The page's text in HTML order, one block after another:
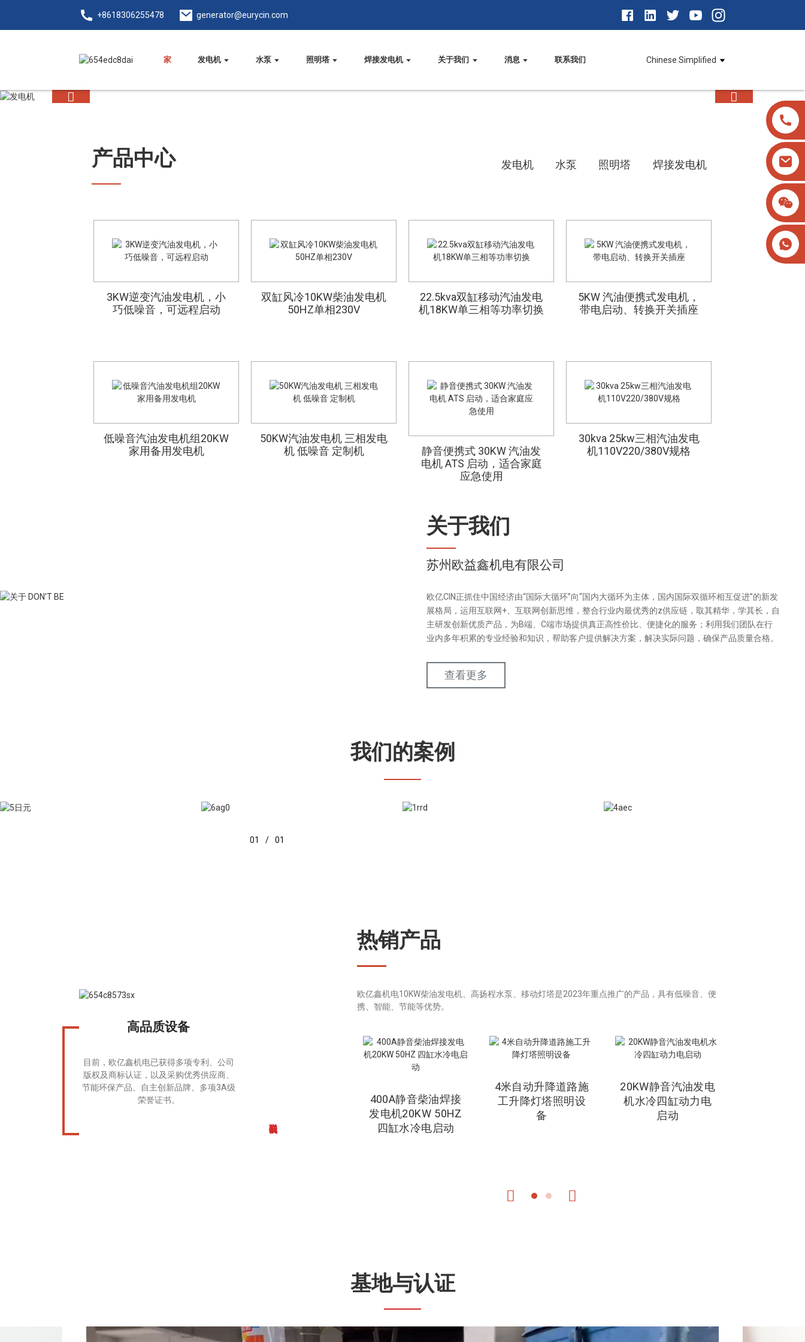
+8618306255478 generator@eurycin.com
家 发电机 水泵 照明塔 焊接发电机 关于我们 消息 联系我们 Chinese Simplified
产品中心 发电机 水泵 照明塔 焊接发电机
3KW逆变汽油发电机，小
巧低噪音，可远程启动
双缸风冷10KW柴油发电机
50HZ单相230V
22.5kva双缸移动汽油发电
机18KW单三相等功率切换
5KW 汽油便携式发电机，
带电启动、转换开关插座
低噪音汽油发电机组20KW
家用备用发电机
50KW汽油发电机 三相发电
机 低噪音 定制机
静音便携式 30KW 汽油发
电机 ATS 启动，适合家庭
应急使用
30kva 25kw三相汽油发电
机110V220/380V规格
大流量柴油机水泵电启
动28米扬程60m³/h
柴油机高扬程铸铁泵，
本田GX690汽油机水泵
应急消防自吸泵
便携式消防泵3英寸90米
扬程192F柴油机机电启
便携式2.5英寸本田汽油
发动机消防泵真空自吸
2.5英寸柴油机便携式消
防泵自吸式快速
6英寸柴油水泵15马力电
启动风冷柴油机
灌溉排水大流量柴油水
泵，4寸10HP风冷单缸
中国制造的移动拖车灯
拖车手抬7米移动照明灯
塔 按需定制
夜间工地灯塔移动牵引
照明车LED工程应急灯塔
4米自动升降道路施工升
降灯塔照明设备
工厂4*1000w便携式卤
500A 静音柴油焊接发电
机 - 强劲而安静
25kva 焊机发电机 500A
400A静音柴油焊接发电
机20KW 50HZ 四缸水冷
便携式300A柴油中频焊
接发电机双缸风冷
250A柴油交流焊接发电
160A交流焊接汽油发电
机轻型汽油发动机手册
关于我们
苏州欧益鑫机电有限公司
欧亿CIN正抓住中国经济由“国际大循环”向“国内大循环为主体，国内国际双循环相互促进”的新发
展格局，运用互联网+、互联网创新思维，整合行业内最优秀的z供应链，取其精华，学其长，自
主研发创新优质产品，为B端、C端市场提供真正高性价比、便捷化的服务；利用我们团队在行
业内多年积累的专业经验和知识，帮助客户提供解决方案，解决实际问题，确保产品质量合格。
查看更多
我们的案例
01 / 01
高品质设备
目前，欧亿鑫机电已获得多项专利、公司
版权及商标认证，以及采购优秀供应商、
节能环保产品、自主创新品牌、多项3A级
荣誉证书。
热销产品
欧亿鑫机电10KW柴油发电机、高扬程水泵、移动灯塔是2023年重点推广的产品，具有低噪音、便
携、智能、节能等优势。
400A静音柴油焊接
发电机20KW 50HZ
四缸水冷电启动
4米自动升降道路施
工升降灯塔照明设
备
20KW静音汽油发电
机水冷四缸动力电
启动
基地与认证